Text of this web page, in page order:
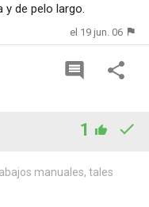
y de pelo largo.
el 19 jun. 06
1
manuales, tales